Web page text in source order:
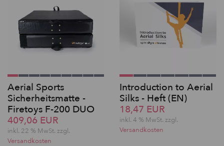
Aerial Sports
Sicherheitsmatte -
Firetoys F-200 DUO
409,06 EUR
inkl. 22 % MwSt. zzgl.
Versandkosten
Introduction to Aerial
Silks - Heft (EN)
18,47 EUR
inkl. 4 % MwSt. zzgl.
Versandkosten